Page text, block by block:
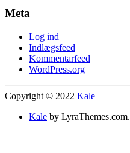
Meta
Log ind
Indlægsfeed
Kommentarfeed
WordPress.org
Copyright © 2022 Kale
Kale by LyraThemes.com.